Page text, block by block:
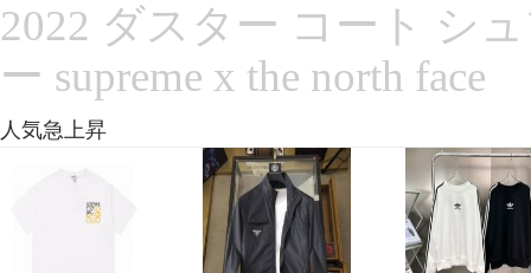
2022 ダスター コート シ
ー supreme x the north face
人気急上昇